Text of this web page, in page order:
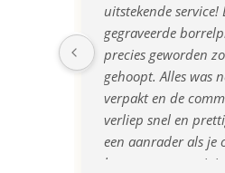
uitstekende service!
gegraveerde
precies geworden
gehoopt. Alles was
verpakt en de
verliep snel en
een aanrader als je
bent naar een